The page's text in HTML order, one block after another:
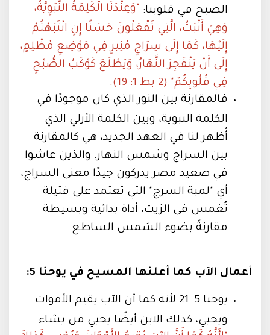
الصبح في قلوبنا: "وَعِنْدَنَا الْكَلِمَةُ النَّبَوِيَّةُ،
وَهِيَ أَثْبَتُ، الَّتِي تَفْعَلُونَ حَسَنًا إِنِ انْتَبَهْتُمْ
إِلَيْهَا، كَمَا إِلَى سِرَاجٍ مُنِيرٍ فِي مَوْضِعٍ مُظْلِمٍ،
إِلَى أَنْ يَنْفَجِرَ النَّهَارُ، وَيَطْلَعَ كَوْكَبُ الصُّبْحِ
فِي قُلُوبِكُمْ" (2 بط 1: 19).
فالمقارنة بين النور الذي كان موجودًا في
الكلمة النبوية، وبين الكلمة الأزلي الذي
أُظهر لنا في العهد الجديد، هي كالمقارنة
بين السراج وشمس النهار. والذين عاشوا
في صعيد مصر يدركون جيدًا معنى السراج،
أي "لمبة السرج" التي تعتمد على فتيلة
تُغمس في الزيت، أداة بدائية وبسيطة
مقارنةً بضوء الشمس الساطع.
أعمال الآب كما أعلنها المسيح في يوحنا 5:
يوحنا 5: 21 لأنه كما أن الآب يقيم الأموات
ويحيي، كذلك الابن أيضًا يحيي من يشاء.